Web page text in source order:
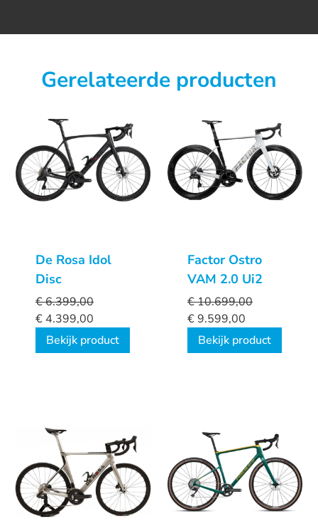
Gerelateerde producten
De Rosa Idol
Disc
€6.399,00
€ 4.399,00
Bekijk product
Factor Ostro
VAM 2.0 Ui2
€10.699,00
€9.599,00
Bekijk product